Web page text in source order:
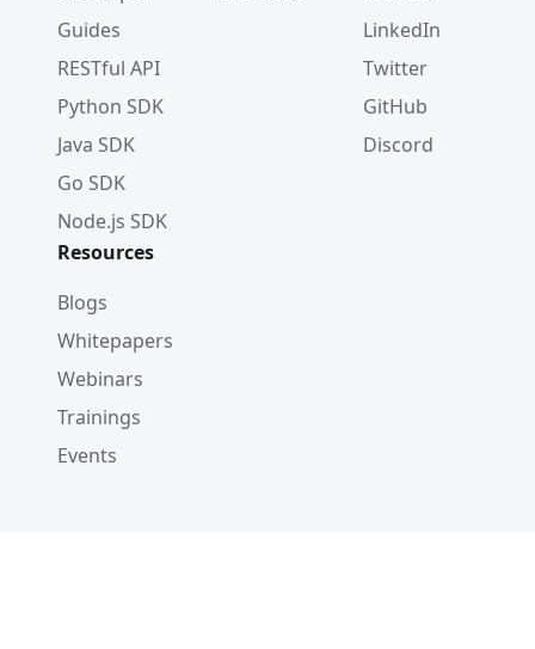
Guides
RESTful API
Python SDK
Java SDK
Go SDK
Node.js SDK
LinkedIn
Twitter
GitHub
Discord
Resources
Blogs
Whitepapers
Webinars
Trainings
Events